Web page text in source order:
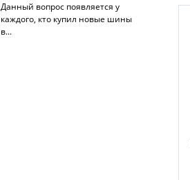
Данный вопрос появляется у
каждого, кто купил новые шины
в...